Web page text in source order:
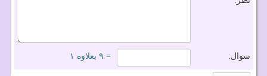
سوال: = ۹ بعلاوه ۱